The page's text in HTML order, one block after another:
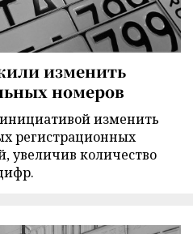
изменить
номеров
изменить
регистрационных
увеличив количество